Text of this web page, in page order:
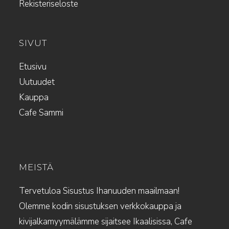
Rekisteriseloste
SIVUT
Etusivu
Uutuudet
Kauppa
Cafe Sammi
MEISTÄ
Tervetuloa Sisustus Ihanuuden maailmaan!
Olemme kodin sisustuksen verkkokauppa ja
kivijalkamyymälämme sijaitsee Ikaalisissa, Cafe